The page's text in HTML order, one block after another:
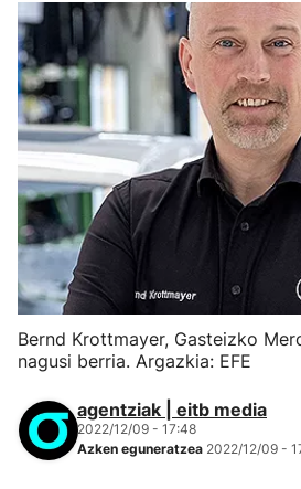
Bernd Krottmayer, Gasteizko
nagusi berria. Argazkia: EFE
agentziak | eitb media
2022/12/09 - 17:48
Azken eguneratzea 2022/12/09 -